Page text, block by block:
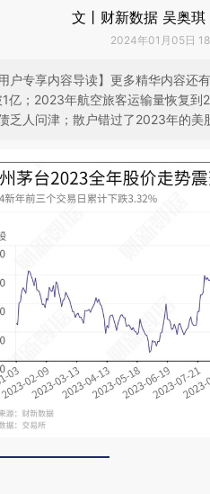
文丨财新数据 吴奥琪
2024年01月05日
户专享内容导读】更多精华内容还
亿；2023年航空旅客运输量恢复到
乏人问津；散户错过了2023年的美